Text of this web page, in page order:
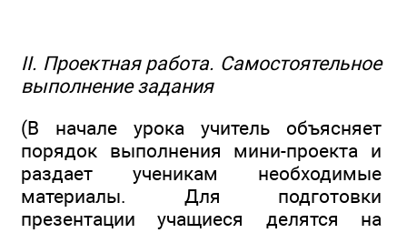
II. Проектная работа. Самостоятельное
выполнение задания
(В начале урока учитель объясняет
порядок выполнения мини-проекта и
раздает ученикам необходимые
материалы. Для подготовки
презентации учащиеся делятся на